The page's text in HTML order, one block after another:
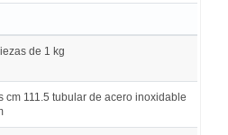
de 1 kg
cm 111.5 tubular de acero inoxidable